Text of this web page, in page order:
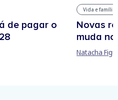
de pagar o
Vida e família
Novas
muda
Natacha